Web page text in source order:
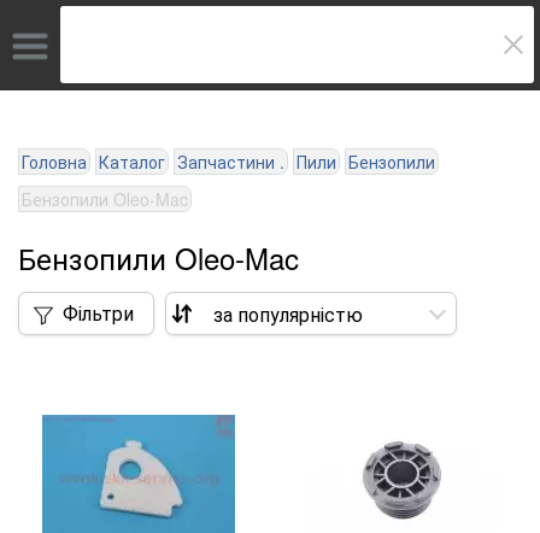
Головна Каталог Запчастини . Пили Бензопили
Бензопили Oleo-Mac
Бензопили Oleo-Mac
Фільтри